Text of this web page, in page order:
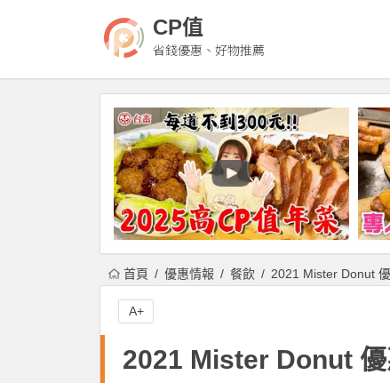
CP值
省錢優惠、好物推薦
首頁 優惠情報 餐飲 2021 Mister Donut
2021 Mister Donut
A+